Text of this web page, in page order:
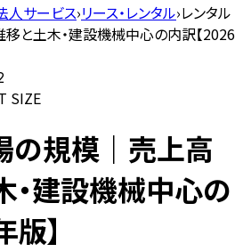
人サービス›リース・レンタル›レンタル
と土木・建設機械中心の内訳【2026
SIZE
の規模｜売上高
・建設機械中心の
】